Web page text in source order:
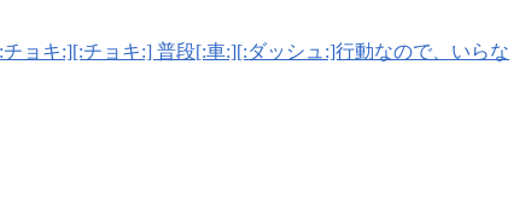
ョキ:][:チョキ:] 普段[:車:][:ダッシュ:]行動なので、いらな